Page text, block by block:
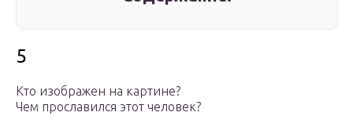
5
Кто изображен на картине?
Чем прославился этот человек?